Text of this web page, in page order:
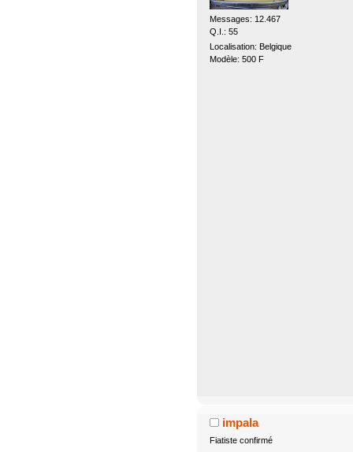
Messages: 12.467
Q.I.: 55
Localisation: Belgique
Modèle: 500 F
impala
Fiatiste confirmé